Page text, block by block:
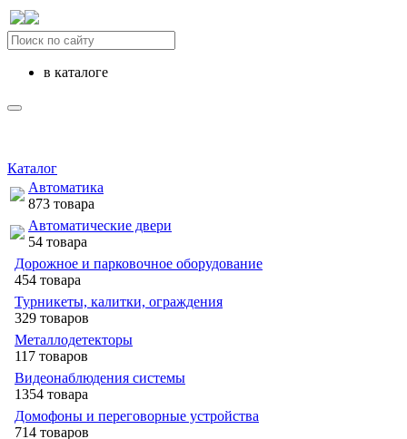
в каталоге
Каталог
Автоматика
873 товара
Автоматические двери
54 товара
Дорожное и парковочное оборудование
454 товара
Турникеты, калитки, ограждения
329 товаров
Металлодетекторы
117 товаров
Видеонаблюдения cистемы
1354 товара
Домофоны и переговорные устройства
714 товаров